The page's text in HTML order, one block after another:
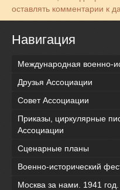
оставлять комментарии к
Навигация
Международная военно-
Друзья Ассоциации
Совет Ассоциации
Приказы, циркулярные
Ассоциации
Сценарные планы
Военно-исторический
Москва за нами. 1941 год.